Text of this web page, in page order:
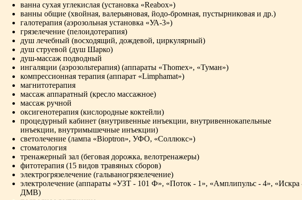
ванна сухая углекислая (установка «Reabox»)
ванны общие (хвойная, валерьяновая, йодо-бромная, пустырниковая и др.)
галотерапия (аэрозольная установка «УА-3»)
грязелечение (пелоидотерапия)
душ лечебный (восходящий, дождевой, циркулярный)
душ струевой (душ Шарко)
душ-массаж подводный
ингаляции (аэрозольтерапия) (аппараты «Thomex», «Туман»)
компрессионная терапия (аппарат «Limphamat»)
магнитотерапия
массаж аппаратный (кресло массажное)
массаж ручной
оксигенотерапия (кислородные коктейли)
процедурный кабинет (внутривенные инъекции, внутривеннокапельные
инъекции, внутримышечные инъекции)
светолечение (лампа «Bioptron», УФО, «Соллюкс»)
стоматология
тренажерный зал (беговая дорожка, велотренажеры)
фитотерапия (15 видов травяных сборов)
электрогрязелечение (гальваногрязелечение)
электролечение (аппараты «УЗТ - 101 Ф», «Поток - 1», «Амплипульс - 4», «Искра
ДМВ)